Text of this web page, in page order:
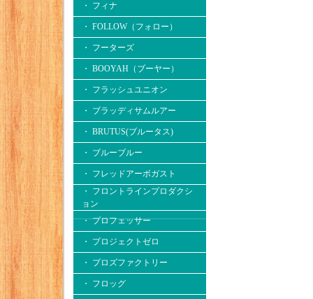
・ フィナ
・ FOLLOW（フォロー）
・ フーターズ
・ BOOYAH（ブーヤー）
・ フラッシュユニオン
・ ブラッディサムルアー
・ BRUTUS(ブルータス)
・ ブルーブルー
・ フレッドアーボガスト
・ フロントラインプロダクシ
ョン
・ プロフェッサー
・ プロジェクトゼロ
・ プロズファクトリー
・ フロッグ